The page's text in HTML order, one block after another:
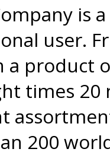
is
user.
a product
times 20
200